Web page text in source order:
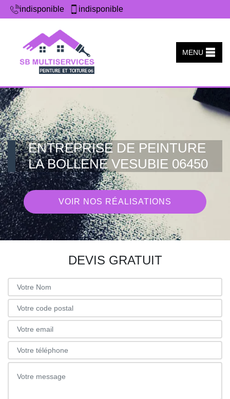
indisponible indisponible
MENU
ENTREPRISE DE PEINTURE
LA BOLLENE VESUBIE 06450
VOIR NOS RÉALISATIONS
DEVIS GRATUIT